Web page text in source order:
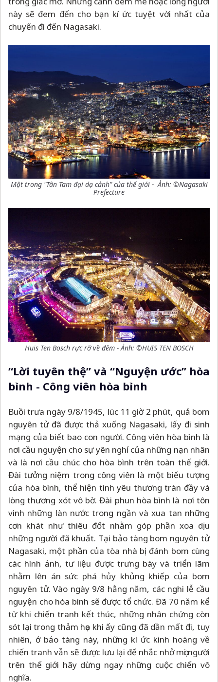
này sẽ đem đến cho bạn kí ức tuyệt vời nhất của
chuyến đi đến Nagasaki.
Một trong "Tân Tam đại dạ cảnh" của thế giới - Ảnh: ©Nagasaki
Prefecture
Huis Ten Bosch rực rỡ về đêm - Ảnh: ©HUIS TEN BOSCH
“Lời tuyên thệ” và “Nguyện ước” hòa
bình - Công viên hòa bình
Buồi trưa ngày 9/8/1945, lúc 11 giờ 2 phút, quả bom
nguyên tử đã được thả xuống Nagasaki, lấy đi sinh
mạng của biết bao con người. Công viên hòa bình là
nơi cầu nguyện cho sự yên nghỉ của những nạn nhân
và là nơi cầu chúc cho hòa bình trên toàn thế giới.
Đài tưởng niệm trong công viên là một biểu tượng
của hòa bình, thể hiện tình yêu thương tràn đầy và
lòng thương xót vô bờ. Đài phun hòa bình là nơi tôn
vinh những làn nước trong ngần và xua tan những
cơn khát như thiêu đốt nhằm góp phần xoa dịu
những người đã khuất. Tại bảo tàng bom nguyên tử
Nagasaki, một phần của tòa nhà bị đánh bom cùng
các hình ảnh, tư liệu được trưng bày và triển lãm
nhằm lên án sức phá hủy khủng khiếp của bom
nguyên tử. Vào ngày 9/8 hằng năm, các nghi lễ cầu
nguyện cho hòa bình sẽ được tổ chức. Đã 70 năm kể
từ khi chiến tranh kết thúc, những nhân chứng còn
sót lại trong thảm họa khi ấy cũng đã dần mất đi, tuy
nhiên, ở bảo tàng này, những kí ức kinh hoàng về
chiến tranh vẫn sẽ được lưu lại để nhắc nhở mọi người
trên thế giới hãy dừng ngay những cuộc chiến vô
nghĩa.